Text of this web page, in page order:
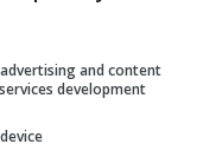
and content
development